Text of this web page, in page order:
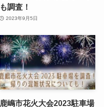
も調査！
2023年9月5日
鹿嶋市花火大会2023駐車場